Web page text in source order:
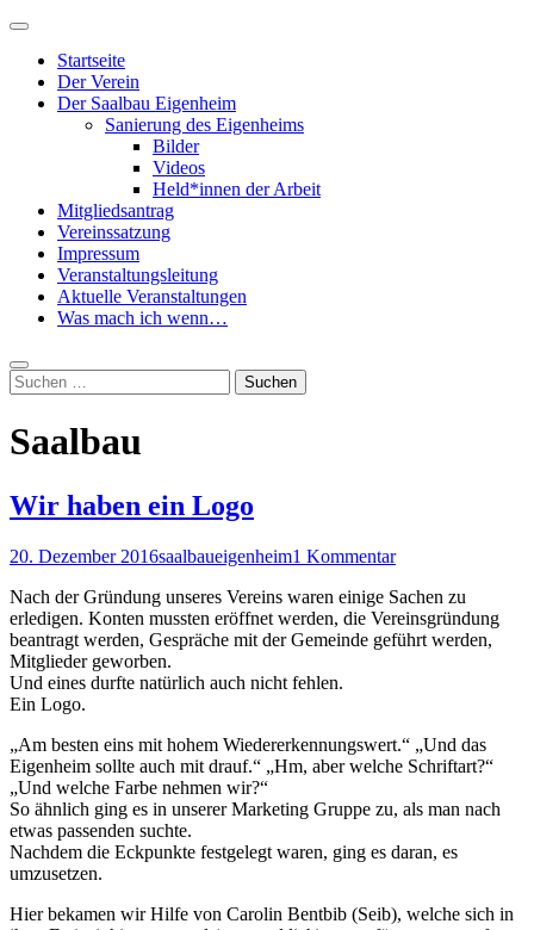
Zum
springen
Primäres
Startseite
Der Verein
Der Saalbau Eigenheim
Sanierung des Eigenheims
Bilder
Videos
Held*innen der Arbeit
Mitgliedsantrag
Vereinssatzung
Impressum
Veranstaltungsleitung
Aktuelle Veranstaltungen
Was mach ich wenn…
Suche
Suchen
nach:
Saalbau
Wir haben ein Logo
20. Dezember 2016saalbaueigenheim1 Kommentar
Nach der Gründung unseres Vereins waren einige Sachen zu
erledigen. Konten mussten eröffnet werden, die Vereinsgründung
beantragt werden, Gespräche mit der Gemeinde geführt werden,
Mitglieder geworben.
Und eines durfte natürlich auch nicht fehlen.
Ein Logo.
„Am besten eins mit hohem Wiedererkennungswert.“ „Und das
Eigenheim sollte auch mit drauf.“ „Hm, aber welche Schriftart?“
„Und welche Farbe nehmen wir?“
So ähnlich ging es in unserer Marketing Gruppe zu, als man nach
etwas passenden suchte.
Nachdem die Eckpunkte festgelegt waren, ging es daran, es
umzusetzen.
Hier bekamen wir Hilfe von Carolin Bentbib (Seib), welche sich in